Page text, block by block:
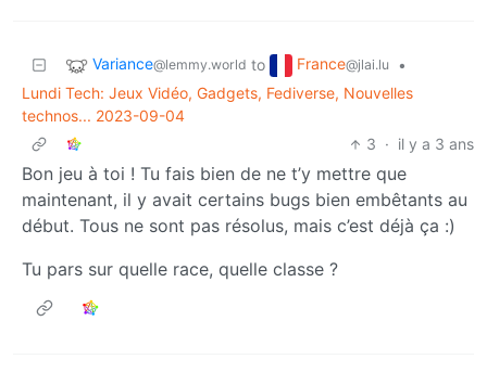
Variance@lemmy.world to France@jlai.lu
•
Lundi Tech: Jeux Vidéo, Gadgets, Fediverse, Nouvelles
technos... 2023-09-04
3 · il y a 3 ans
Bon jeu à toi ! Tu fais bien de ne t’y mettre que
maintenant, il y avait certains bugs bien embêtants au
début. Tous ne sont pas résolus, mais c’est déjà ça :)
Tu pars sur quelle race, quelle classe ?